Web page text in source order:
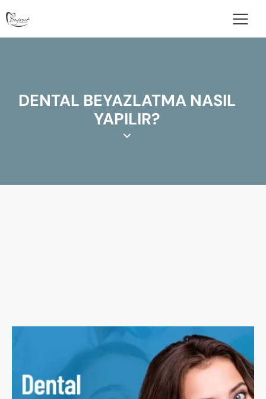
DENTAL BEYAZLATMA NASIL
YAPILIR?